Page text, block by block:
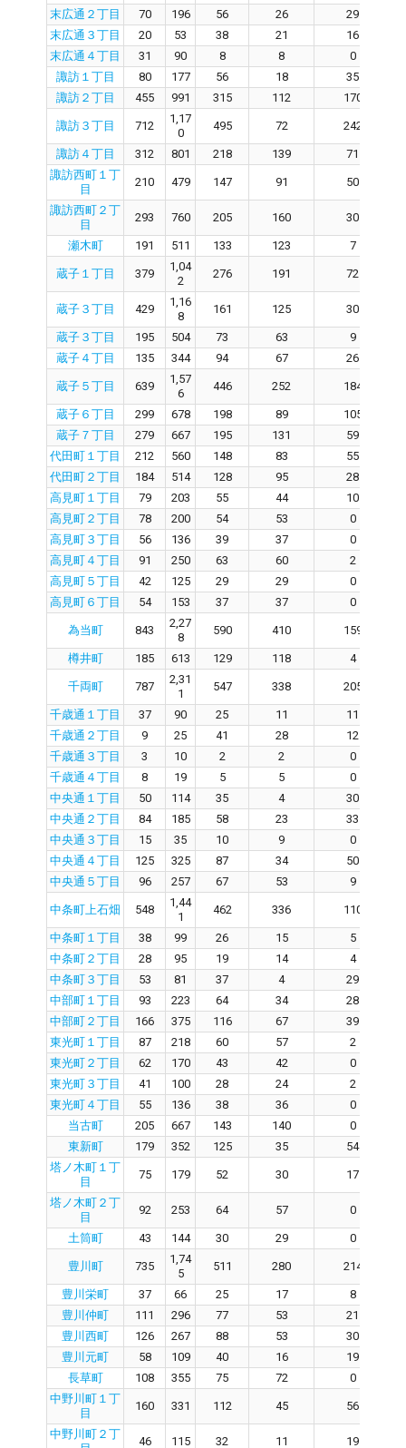
末広通２丁目
70 196 56 26
29
末広通３丁目
20 53 38 21
16
末広通４丁目
31 90 8 8
0
諏訪１丁目
80 177 56 18
35
諏訪２丁目
455 991 315 112 170
諏訪３丁目 712
1,17
0
495 72 242
諏訪４丁目 312 801 218 139
71
諏訪西町１丁
目
210 479 147 91 50
諏訪西町２丁
目
293 760 205 160 30
瀬木町 191 511 133 123 7
蔵子１丁目 379
1,04
2
276 191 72
蔵子３丁目 429
1,16
8
161 125 30
蔵子３丁目 195 504 73 63
9
蔵子４丁目
135 344 94 67 26
蔵子５丁目 639
1,57
6
446 252 184
蔵子６丁目 299 678 198 89
105
蔵子７丁目
279 667 195 131
59
代田町１丁目
212 560 148 83
55
代田町２丁目
184 514 128 95
28
高見町１丁目
79 203 55 44
10
高見町２丁目
78 200 54 53
0
高見町３丁目
56 136 39 37
0
高見町４丁目
91 250 63 60
2
高見町５丁目
42 125 29 29
0
高見町６丁目
54 153 37 37 0
為当町 843
2,27
8
590 410 159
樽井町 185 613 129 118 4
千両町 787
2,31
1
547 338 205
千歳通１丁目 37 90 25 11
11
千歳通２丁目
9 25 41 28
12
千歳通３丁目
3 10 2 2
0
千歳通４丁目
8 19 5 5
0
中央通１丁目
50 114 35 4
30
中央通２丁目
84 185 58 23
33
中央通３丁目
15 35 10 9
0
中央通４丁目
125 325 87 34
50
中央通５丁目
96 257 67 53 9
中条町上石畑 548
1,44
1
462 336 110
中条町１丁目 38 99 26 15
5
中条町２丁目
28 95 19 14
4
中条町３丁目
53 81 37 4
29
中部町１丁目
93 223 64 34
28
中部町２丁目
166 375 116 67
39
東光町１丁目
87 218 60 57
2
東光町２丁目
62 170 43 42
0
東光町３丁目
41 100 28 24
2
東光町４丁目
55 136 38 36
0
当古町
205 667 143 140
0
東新町
179 352 125 35
54
塔ノ木町１丁
目
75 179 52 30 17
塔ノ木町２丁
目
92 253 64 57 0
土筒町 43 144 30 29 0
豊川町 735
1,74
5
511 280 214
豊川栄町 37 66 25 17
8
豊川仲町
111 296 77 53
21
豊川西町
126 267 88 53
30
豊川元町
58 109 40 16
19
長草町
108 355 75 72
0
中野川町１丁
目
160 331 112 45 56
中野川町２丁
46 115 32 11 19